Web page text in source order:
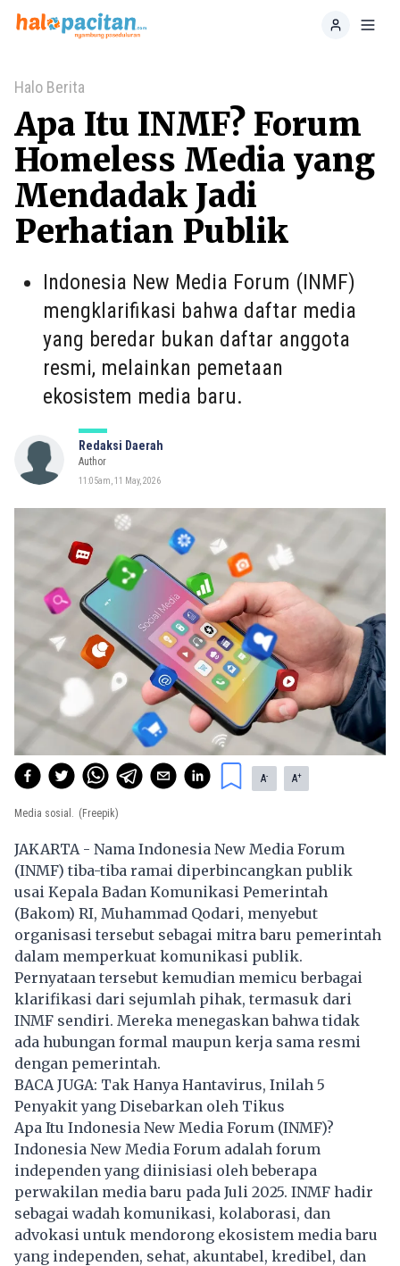
Home
Halo Berita
Apa Itu INMF? Forum
Homeless Media yang
Mendadak Jadi
Perhatian Publik
Indonesia New Media Forum (INMF)
mengklarifikasi bahwa daftar media
yang beredar bukan daftar anggota
resmi, melainkan pemetaan
ekosistem media baru.
Redaksi Daerah
Author
11:05am, 11 May, 2026
A- A+
Media sosial. (Freepik)
JAKARTA - Nama Indonesia New Media Forum
(INMF) tiba-tiba ramai diperbincangkan publik
usai Kepala Badan Komunikasi Pemerintah
(Bakom) RI, Muhammad Qodari, menyebut
organisasi tersebut sebagai mitra baru pemerintah
dalam memperkuat komunikasi publik.
Pernyataan tersebut kemudian memicu berbagai
klarifikasi dari sejumlah pihak, termasuk dari
INMF sendiri. Mereka menegaskan bahwa tidak
ada hubungan formal maupun kerja sama resmi
dengan pemerintah.
BACA JUGA: Tak Hanya Hantavirus, Inilah 5
Penyakit yang Disebarkan oleh Tikus
Apa Itu Indonesia New Media Forum (INMF)?
Indonesia New Media Forum adalah forum
independen yang diinisiasi oleh beberapa
perwakilan media baru pada Juli 2025. INMF hadir
sebagai wadah komunikasi, kolaborasi, dan
advokasi untuk mendorong ekosistem media baru
yang independen, sehat, akuntabel, kredibel, dan